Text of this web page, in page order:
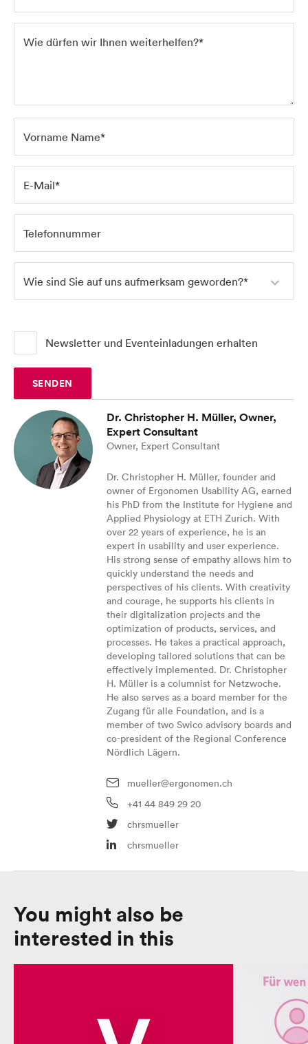
Wie dürfen wir Ihnen weiterhelfen?*
Vorname Name*
E-Mail*
Telefonnummer
Wie sind Sie auf uns aufmerksam geworden?*
Newsletter und Eventeinladungen erhalten
SENDEN
Dr. Christopher H. Müller, Owner,
Expert Consultant
Owner, Expert Consultant
Dr. Christopher H. Müller, founder and
owner of Ergonomen Usability AG, earned
his PhD from the Institute for Hygiene and
Applied Physiology at ETH Zurich. With
over 22 years of experience, he is an
expert in usability and user experience.
His strong sense of empathy allows him to
quickly understand the needs and
perspectives of his clients. With creativity
and courage, he supports his clients in
their digitalization projects and the
optimization of products, services, and
processes. He takes a practical approach,
developing tailored solutions that can be
effectively implemented. Dr. Christopher
H. Müller is a columnist for Netzwoche.
He also serves as a board member for the
Zugang für alle Foundation, and is a
member of two Swico advisory boards and
co-president of the Regional Conference
Nördlich Lägern.
mueller@ergonomen.ch
+41 44 849 29 20
chrsmueller
chrsmueller
You might also be
interested in this
Home
Services
Projects
About us
Blog
UX Campus